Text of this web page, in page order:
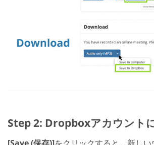
Step 2: Dropboxアカウント